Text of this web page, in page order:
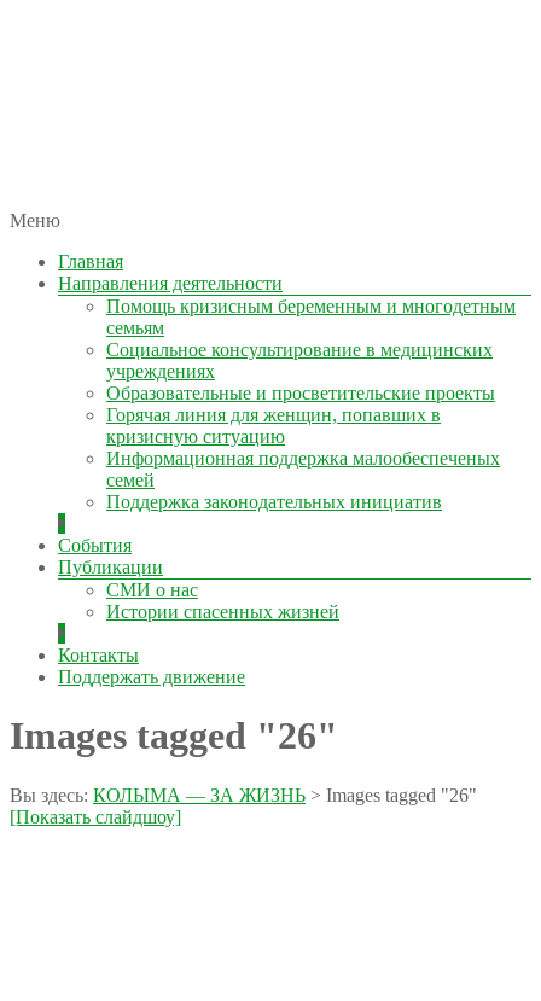
КОЛЫМА — ЗА ЖИЗНЬ
автономная некоммерческая организация
Меню
Главная
Направления деятельности
Помощь кризисным беременным и многодетным
семьям
Социальное консультирование в медицинских
учреждениях
Образовательные и просветительские проекты
Горячая линия для женщин, попавших в
кризисную ситуацию
Информационная поддержка малообеспеченых
семей
Поддержка законодательных инициатив
События
Публикации
СМИ о нас
Истории спасенных жизней
Контакты
Поддержать движение
Images tagged "26"
Вы здесь: КОЛЫМА — ЗА ЖИЗНЬ > Images tagged "26"
[Показать слайдшоу]